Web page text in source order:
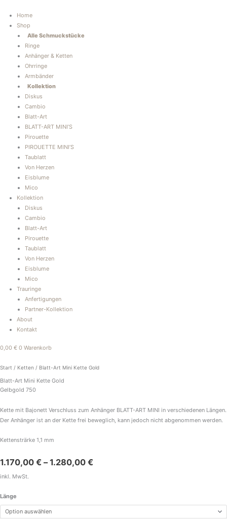
Inhalt
springen
Home
Shop
Alle Schmuckstücke
Ringe
Anhänger & Ketten
Ohrringe
Armbänder
Kollektion
Diskus
Cambio
Blatt-Art
BLATT-ART MINI’S
Pirouette
PIROUETTE MINI’S
Taublatt
Von Herzen
Eisblume
Mico
Kollektion
Diskus
Cambio
Blatt-Art
Pirouette
Taublatt
Von Herzen
Eisblume
Mico
Trauringe
Anfertigungen
Partner-Kollektion
About
Kontakt
0,00 € 0 Warenkorb
Start / Ketten / Blatt-Art Mini Kette Gold
Blatt-Art Mini Kette Gold
Gelbgold 750
Kette mit Bajonett Verschluss zum Anhänger BLATT-ART MINI in verschiedenen Längen.
Der Anhänger ist an der Kette frei beweglich, kann jedoch nicht abgenommen werden.
Kettensträrke 1,1 mm
1.170,00 € –1.280,00 €
inkl. MwSt.
Länge
Art
Mini
Kette
Menge